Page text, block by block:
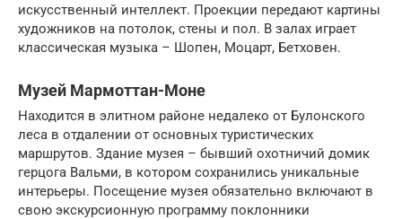
искусственный интеллект. Проекции передают картины
художников на потолок, стены и пол. В залах играет
классическая музыка – Шопен, Моцарт, Бетховен.
Музей Мармоттан-Моне
Находится в элитном районе недалеко от Булонского
леса в отдалении от основных туристических
маршрутов. Здание музея – бывший охотничий домик
герцога Вальми, в котором сохранились уникальные
интерьеры. Посещение музея обязательно включают в
свою экскурсионную программу поклонники